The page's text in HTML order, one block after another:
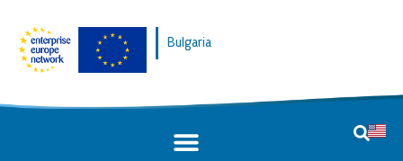
Bulgaria